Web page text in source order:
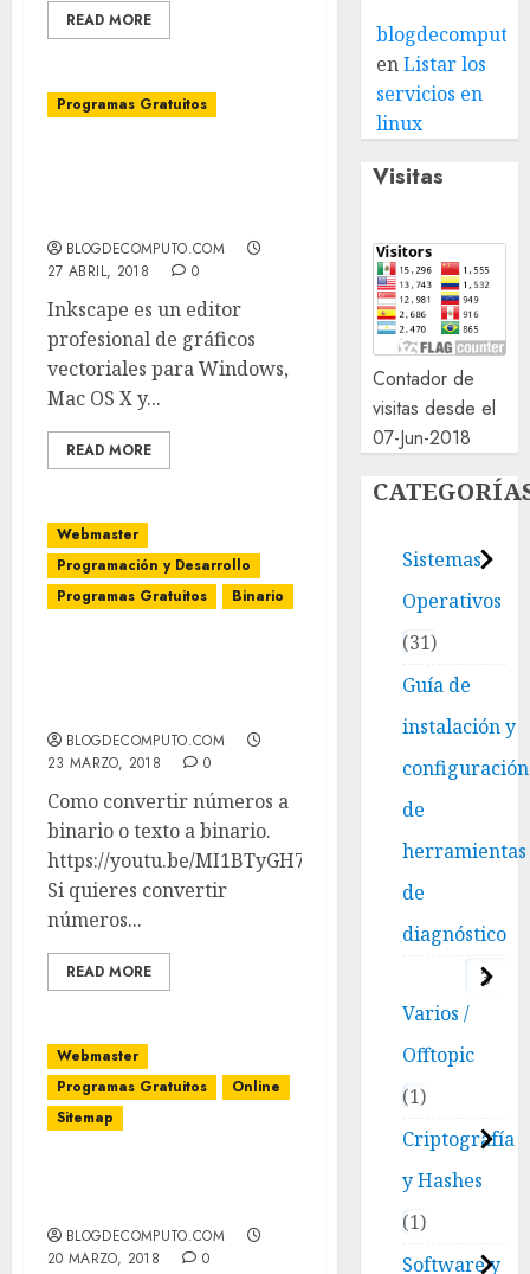
READ MORE
Programas Gratuitos
BLOGDECOMPUTO.COM
27 ABRIL, 2018
0
Inkscape es un editor
profesional de gráficos
vectoriales para Windows,
Mac OS X y...
READ MORE
Webmaster
Programación y Desarrollo
Programas Gratuitos
Binario
BLOGDECOMPUTO.COM
23 MARZO, 2018
0
Como convertir números a
binario o texto a binario.
https://youtu.be/MI1BTyGH7j4
Si quieres convertir
números...
READ MORE
Webmaster
Programas Gratuitos
Online
Sitemap
BLOGDECOMPUTO.COM
20 MARZO, 2018
0
enListar los
servicios en
linux
Visitas
Contador de
visitas desde el
07-Jun-2018
Sistemas
Operativos
31
Guía de
instalación y
configuración
de
herramientas
de
diagnóstico
3
Varios /
Offtopic
1
Criptografía
y Hashes
1
Software y